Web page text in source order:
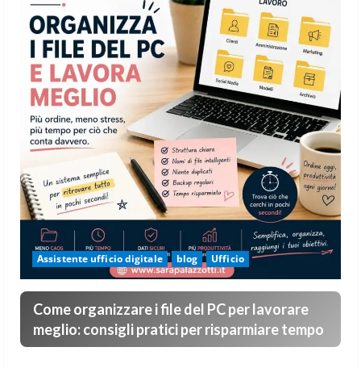
Assistente ufficio digitale blog Ufficio
Come organizzare i file del PC per lavorare
meglio: consigli pratici per risparmiare tempo